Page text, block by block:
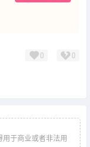
0 0
于商业或者非法用